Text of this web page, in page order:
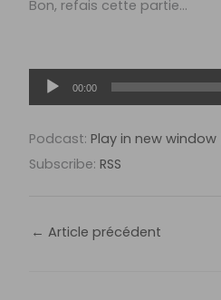
Bon, refais cette partie…
Lecteur
audio
00:00
Podcast:Play in new window
Subscribe:RSS
← Article précédent